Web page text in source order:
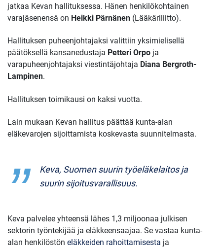
jatkaa Kevan hallituksessa. Hänen henkilökohtainen
varajäsenensä on Heikki Pärnänen (Lääkäriliitto).
Hallituksen puheenjohtajaksi valittiin yksimielisellä
päätöksellä kansanedustaja Petteri Orpo ja
varapuheenjohtajaksi viestintäjohtaja Diana Bergroth-
Lampinen.
Hallituksen toimikausi on kaksi vuotta.
Lain mukaan Kevan hallitus päättää kunta-alan
eläkevarojen sijoittamista koskevasta suunnitelmasta.
Keva, Suomen suurin työeläkelaitos ja
suurin sijoitusvarallisuus.
Keva palvelee yhteensä lähes 1,3 miljoonaa julkisen
sektorin työntekijää ja eläkkeensaajaa. Se vastaa kunta-
alan henkilöstön eläkkeiden rahoittamisesta ja